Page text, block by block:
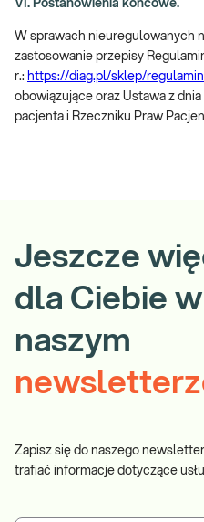
VI. Postanowienia końcowe.
W sprawach nieuregulowanych
zastosowanie przepisy
r.: https://diag.pl/sklep/
obowiązujące oraz Ustawa z
pacjenta i Rzeczniku Praw
Jeszcze
dla Ciebie w
naszym
Zapisz się do naszego
trafiać informacje dotyczące